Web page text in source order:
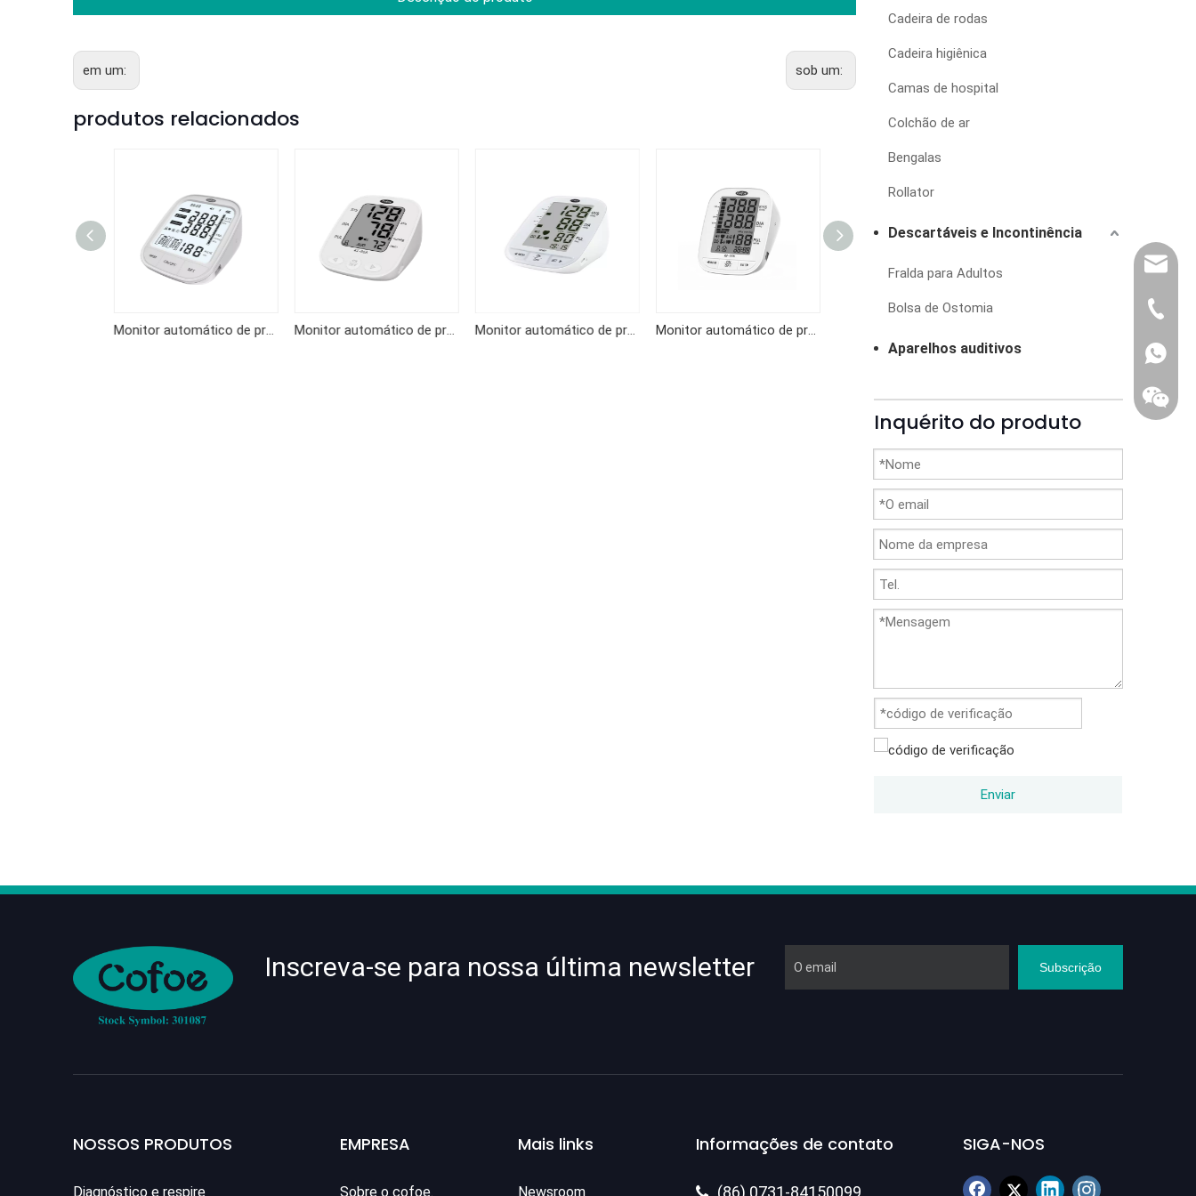
em um: sob um:
produtos relacionados
Monitor automático de pressão arterial de braço KF-66EP Monitor automático de pressão arterial de braço KF-65A Monitor automático de pressão arterial de braço KF-65K Monitor automático de pressão arterial de braço KF-65K
Cadeira de rodas
Cadeira higiênica
Camas de hospital
Colchão de ar
Bengalas
Rollator
Descartáveis e Incontinência
Fralda para Adultos
Bolsa de Ostomia
Aparelhos auditivos
Inquérito do produto
Enviar
Inscreva-se para nossa última newsletter Subscrição
NOSSOS PRODUTOS
Diagnóstico e respire
EMPRESA
Sobre o cofoe.
Mais links
Newsroom
Informações de contato
 (86) 0731-84150099
SIGA-NOS
(86)
86-